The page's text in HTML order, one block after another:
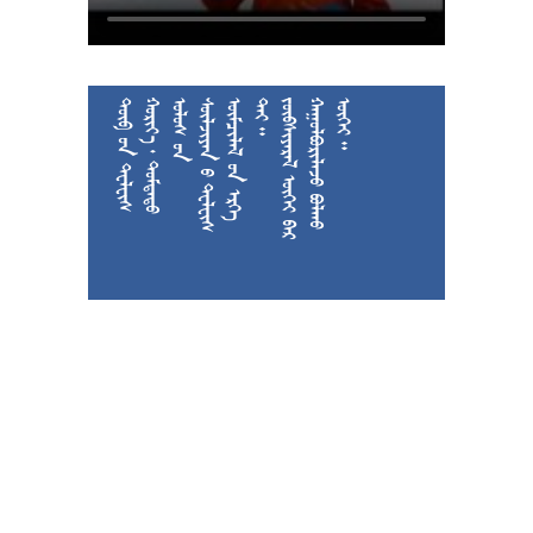

































































  






































 